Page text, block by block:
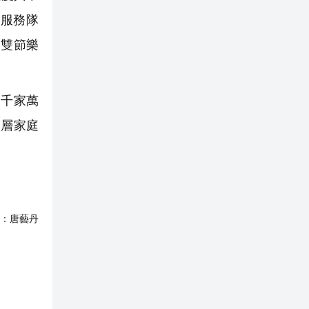
務隊
節樂
家萬
家庭
唐藝丹